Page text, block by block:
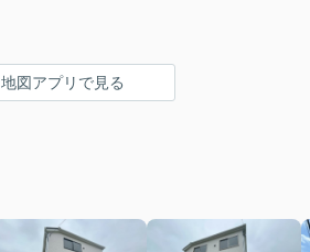
地図アプリで見る